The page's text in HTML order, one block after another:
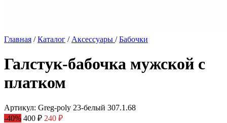
Главная / Каталог / Аксессуары / Бабочки
Галстук-бабочка мужской с
платком
Артикул: Greg-poly 23-белый 307.1.68
-40% 400 ₽ 240 ₽